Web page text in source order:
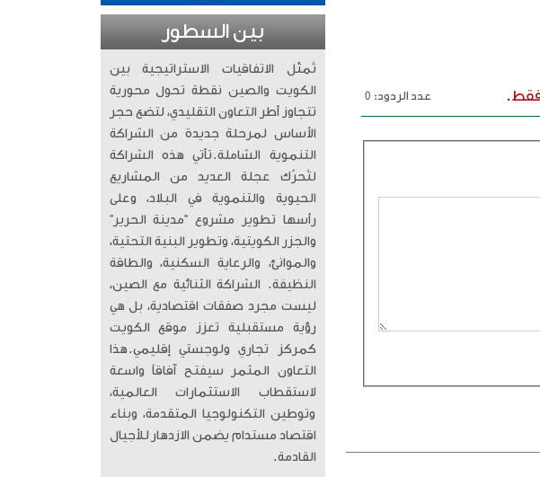
فقط.
عدد الردود: 0
بين السطور
تُمثّل الاتفاقيات الاستراتيجية بين
الكويت والصين نقطة تحول محورية
تتجاوز أطر التعاون التقليدي، لتضع حجر
الأساس لمرحلة جديدة من الشراكة
التنموية الشاملة. ​تأتي هذه الشراكة
لتُحرّك عجلة العديد من المشاريع
الحيوية والتنموية في البلاد، وعلى
رأسها تطوير مشروع “مدينة الحرير”
والجزر الكويتية، وتطوير البنية التحتية،
والموانئ، والرعاية السكنية، والطاقة
النظيفة. الشراكة الثنائية مع الصين،
ليست مجرد صفقات اقتصادية، بل هي
رؤية مستقبلية تعزز موقع الكويت
كمركز تجاري ولوجستي إقليمي. ​هذا
التعاون المثمر سيفتح آفاقاً واسعة
لاستقطاب الاستثمارات العالمية،
وتوطين التكنولوجيا المتقدمة، وبناء
اقتصاد مستدام يضمن الازدهار للأجيال
القادمة.